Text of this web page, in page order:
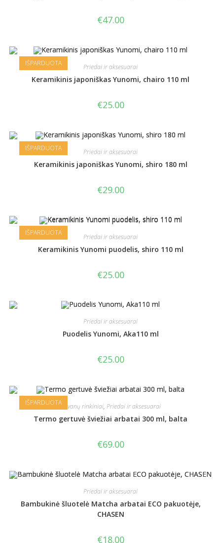
€47.00
IŠPARDUOTA Priedai ir aksesuarai
Keramikinis japoniškas Yunomi, chairo 110 ml
€25.00
IŠPARDUOTA Priedai ir aksesuarai
Keramikinis japoniškas Yunomi, shiro 180 ml
€29.00
IŠPARDUOTA Priedai ir aksesuarai
Keramikinis Yunomi puodelis, shiro 110 ml
€25.00
Priedai ir aksesuarai
Puodelis Yunomi, Aka110 ml
€25.00
IŠPARDUOTADovanų rinkiniai, Priedai ir aksesuarai
Termo gertuvė šviežiai arbatai 300 ml, balta
€69.00
Priedai ir aksesuarai
Bambukinė šluotelė Matcha arbatai ECO pakuotėje,
CHASEN
€18.00